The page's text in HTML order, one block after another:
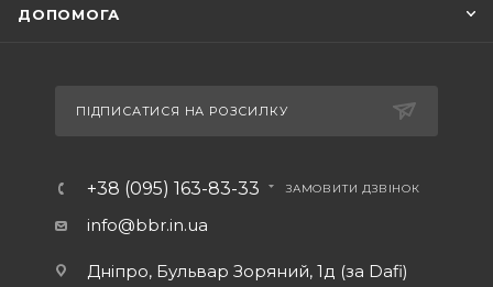
ДОПОМОГА
ПІДПИСАТИСЯ НА РОЗСИЛКУ
+38 (095) 163-83-33 ЗАМОВИТИ ДЗВІНОК
info@bbr.in.ua
Дніпро, Бульвар Зоряний, 1д (за Dafi)